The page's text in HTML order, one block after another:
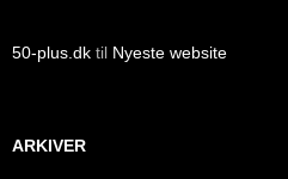
50-plus.dk til Nyeste website
ARKIVER